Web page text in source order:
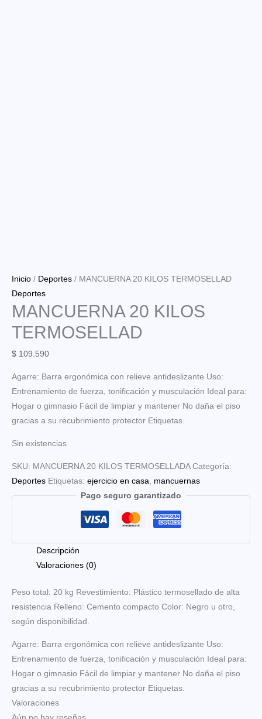
Inicio / Deportes / MANCUERNA 20 KILOS TERMOSELLAD
Deportes
MANCUERNA 20 KILOS
TERMOSELLAD
$ 109.590
Agarre: Barra ergonómica con relieve antideslizante Uso:
Entrenamiento de fuerza, tonificación y musculación Ideal para:
Hogar o gimnasio Fácil de limpiar y mantener No daña el piso
gracias a su recubrimiento protector Etiquetas.
Sin existencias
SKU: MANCUERNA 20 KILOS TERMOSELLADA Categoría:
Deportes Etiquetas: ejercicio en casa
mancuernas
Pago seguro garantizado
Descripción
Valoraciones (0)
Peso total: 20 kg Revestimiento: Plástico termosellado de alta
resistencia Relleno: Cemento compacto Color: Negro u otro,
según disponibilidad.
Agarre: Barra ergonómica con relieve antideslizante Uso:
Entrenamiento de fuerza, tonificación y musculación Ideal para:
Hogar o gimnasio Fácil de limpiar y mantener No daña el piso
gracias a su recubrimiento protector Etiquetas.
Valoraciones